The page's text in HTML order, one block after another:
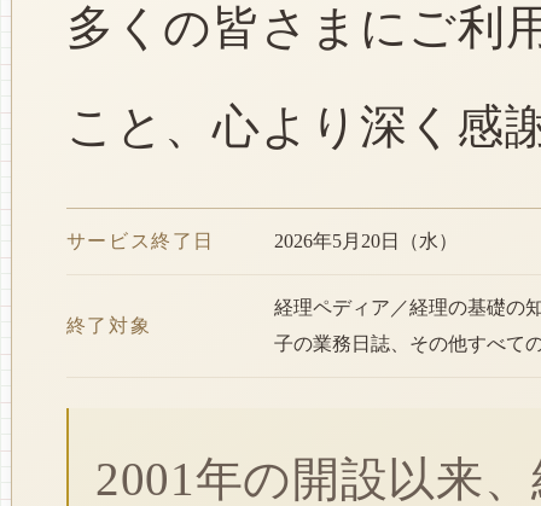
多くの皆さまにご利
こと、心より深く感
サービス終了日 2026年5月20日（水）
終了対象
経理ペディア／経理の基礎の
子の業務日誌、その他すべて
2001年の開設以来